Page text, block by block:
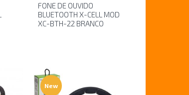
FONE DE OUVIDO
BLUETOOTH X-CELL MOD
XC-BTH-22 BRANCO
New